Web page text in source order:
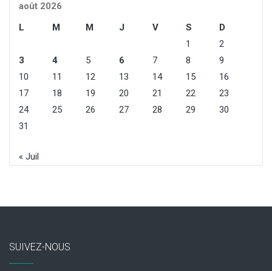
août 2026
L
M M J V S
D
1
2
3
4 5 6 7 8
9
10
11 12 13 14 15
16
17
18 19 20 21 22
23
24
25 26 27 28 29
30
31
« Juil
SUIVEZ-NOUS